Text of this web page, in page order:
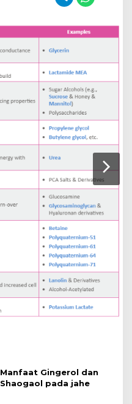
Manfaat Gingerol dan
Shaogaol pada jahe